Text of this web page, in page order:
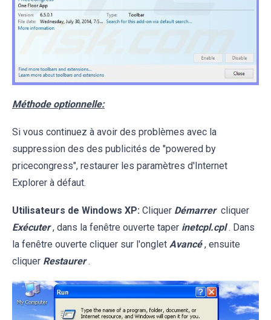
Méthode optionnelle:
Si vous continuez à avoir des problèmes avec la
suppression des des publicités de "powered by
pricecongress", restaurer les paramètres d'Internet
Explorer à défaut.
Utilisateurs de Windows XP: Cliquer Démarrer cliquer
Exécuter , dans la fenêtre ouverte taper inetcpl.cpl . Dans
la fenêtre ouverte cliquer sur l'onglet Avancé , ensuite
cliquer Restaurer .